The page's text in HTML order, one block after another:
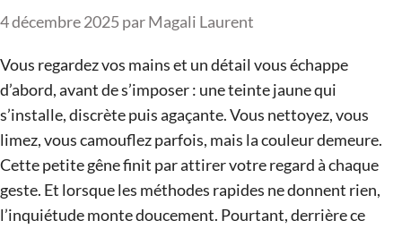
4 décembre 2025parMagali Laurent
Vous regardez vos mains et un détail vous échappe
d’abord, avant de s’imposer : une teinte jaune qui
s’installe, discrète puis agaçante. Vous nettoyez, vous
limez, vous camouflez parfois, mais la couleur demeure.
Cette petite gêne finit par attirer votre regard à chaque
geste. Et lorsque les méthodes rapides ne donnent rien,
l’inquiétude monte doucement. Pourtant, derrière ce